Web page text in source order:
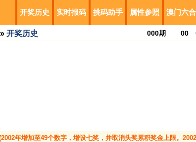
开奖历史 实时报码 挑码助手 属性参照 澳门六合
» 开奖历史 000期 00
年增加至49个数字，增设七奖，并取消头奖累积奖金上限。